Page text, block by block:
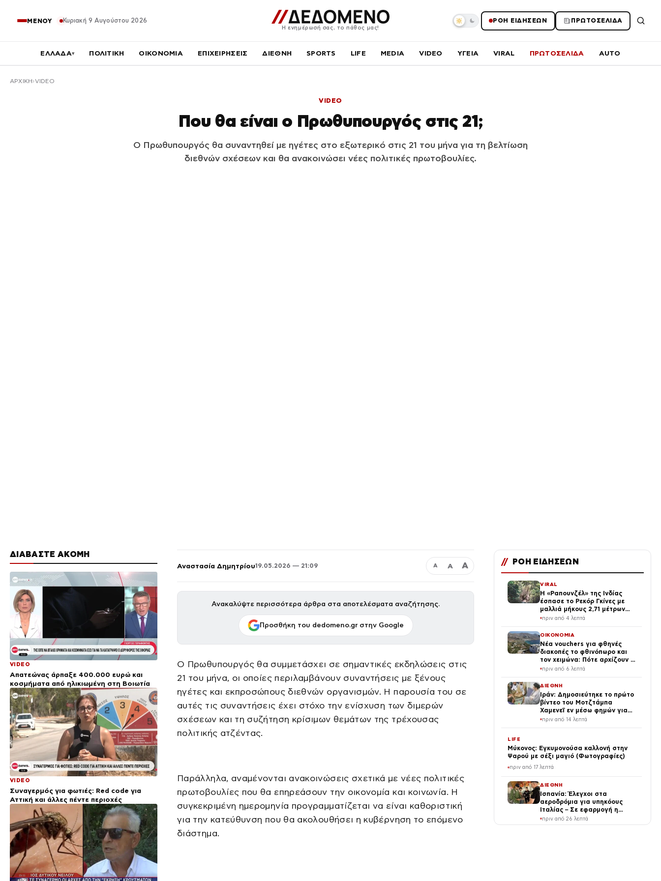
ΜΕΝΟΥ Κυριακή 9 Αυγούστου 2026
Η ενημέρωσή σας, το πάθος μας!
ΡΟΗ ΕΙΔΗΣΕΩΝ ΠΡΩΤΟΣΕΛΙΔΑ
ΕΛΛΑΔΑ▾ ΠΟΛΙΤΙΚΗ ΟΙΚΟΝΟΜΙΑ ΕΠΙΧΕΙΡΗΣΕΙΣ ΔΙΕΘΝΗ SPORTS LIFE MEDIA VIDEO ΥΓΕΙΑ VIRAL ΠΡΩΤΟΣΕΛΙΔΑ AUTO
ΑΡΧΙΚΉ VIDEO
VIDEO
Που θα είναι ο Πρωθυπουργός στις 21;
Ο Πρωθυπουργός θα συναντηθεί με ηγέτες στο εξωτερικό στις 21 του μήνα για τη βελτίωση
διεθνών σχέσεων και θα ανακοινώσει νέες πολιτικές πρωτοβουλίες.
ΔΙΑΒΑΣΤΕ ΑΚΟΜΗ
VIDEO
Απατεώνας άρπαξε 400.000 ευρώ και
κοσμήματα από ηλικιωμένη στη Βοιωτία
VIDEO
Συναγερμός για φωτιές: Red code για
Αττική και άλλες πέντε περιοχές
Αναστασία Δημητρίου19.05.2026 — 21:09 Α Α Α
Ανακαλύψτε περισσότερα άρθρα στα αποτελέσματα αναζήτησης.
Προσθήκη του dedomeno.gr στην Google
Ο Πρωθυπουργός θα συμμετάσχει σε σημαντικές εκδηλώσεις στις
21 του μήνα, οι οποίες περιλαμβάνουν συναντήσεις με ξένους
ηγέτες και εκπροσώπους διεθνών οργανισμών. Η παρουσία του σε
αυτές τις συναντήσεις έχει στόχο την ενίσχυση των διμερών
σχέσεων και τη συζήτηση κρίσιμων θεμάτων της τρέχουσας
πολιτικής ατζέντας.
Παράλληλα, αναμένονται ανακοινώσεις σχετικά με νέες πολιτικές
πρωτοβουλίες που θα επηρεάσουν την οικονομία και κοινωνία. Η
συγκεκριμένη ημερομηνία προγραμματίζεται να είναι καθοριστική
για την κατεύθυνση που θα ακολουθήσει η κυβέρνηση το επόμενο
διάστημα.
// ΡΟΗ ΕΙΔΗΣΕΩΝ
VIRAL
Η «Ραπουνζέλ» της Ινδίας
έσπασε το Ρεκόρ Γκίνες με
μαλλιά μήκους 2,71 μέτρων
(vid, photo)
πριν από 4 λεπτά
ΟΙΚΟΝΟΜΙΑ
Νέα vouchers για φθηνές
διακοπές το φθινόπωρο και
τον χειμώνα: Πότε αρχίζουν οι
αιτήσεις και ποιους θα αφορά
πριν από 6 λεπτά
ΔΙΕΘΝΗ
Ιράν: Δημοσιεύτηκε το πρώτο
βίντεο του Μοτζτάμπα
Χαμενεΐ εν μέσω φημών για
την υγεία του – Συναντήθηκε
πριν από 14 λεπτά
LIFE
Μύκονος: Εγκυμονούσα καλλονή στην
Ψαρού με σέξι μαγιό (Φωτογραφίες)
πριν από 17 λεπτά
ΔΙΕΘΝΗ
Ισπανία: Έλεγχοι στα
αεροδρόμια για υπηκόους
Ιταλίας – Σε εφαρμογή η
αναστολή της Συνθήκης
Σένγκεν
πριν από 26 λεπτά